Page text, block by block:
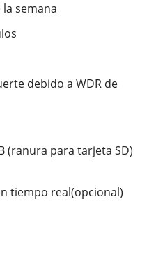
semana
debido a WDR de
(ranura para tarjeta SD)
tiempo real(opcional)